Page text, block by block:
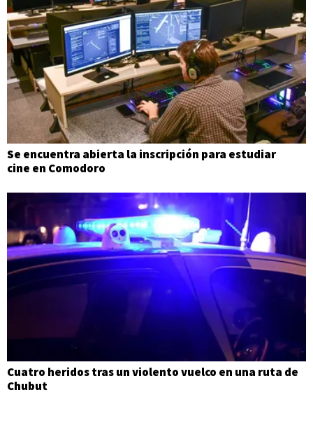
Se encuentra abierta la inscripción para estudiar
cine en Comodoro
Cuatro heridos tras un violento vuelco en una ruta de
Chubut